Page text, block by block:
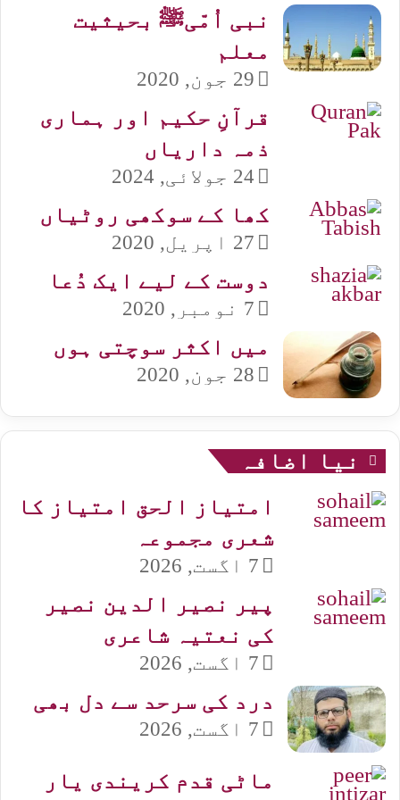
نبی اُمّیﷺ بحیثیت
معلم
29 جون, 2020
قرآنِ حکیم اور ہماری
ذمہ داریاں
24 جولائی, 2024
کھا کے سوکھی روٹیاں
27 اپریل, 2020
دوست کے لیے ایک دُعا
7 نومبر, 2020
میں اکثر سوچتی ہوں
28 جون, 2020
نیا اضافہ
امتیاز الحق امتیاز کا
شعری مجموعہ
7 اگست, 2026
پیر نصیر الدین نصیر
کی نعتیہ شاعری
7 اگست, 2026
درد کی سرحد سے دل بھی
7 اگست, 2026
ماٹی قدم کریندی یار